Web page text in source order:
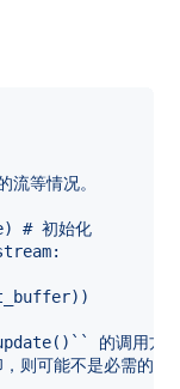
等情况。
# 初始化
的调用方
则可能不是必需的。